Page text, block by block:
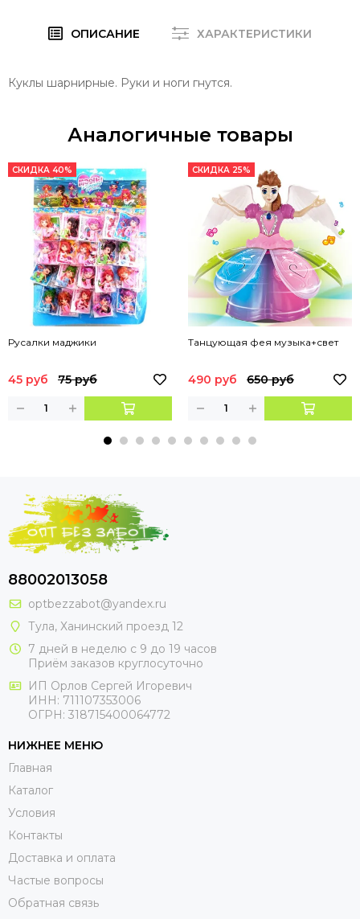
ОПИСАНИЕ ХАРАКТЕРИСТИКИ
Куклы шарнирные. Руки и ноги гнутся.
Аналогичные товары
СКИДКА 40%
Русалки маджики
45 руб 75 руб
СКИДКА 25%
Танцующая фея музыка+свет
490 руб 650 руб
88002013058
optbezzabot@yandex.ru
Тула, Ханинский проезд 12
7 дней в неделю с 9 до 19 часов
Приём заказов круглосуточно
ИП Орлов Сергей Игоревич
ИНН: 711107353006
ОГРН: 318715400064772
НИЖНЕЕ МЕНЮ
Главная
Каталог
Условия
Контакты
Доставка и оплата
Частые вопросы
Обратная связь